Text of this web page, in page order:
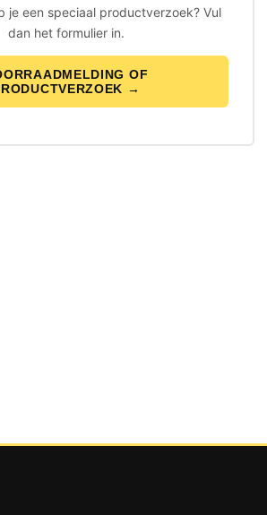
je een speciaal productverzoek? Vul
dan het formulier in.
OF
→